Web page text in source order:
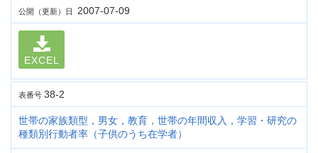
公開（更新）日 2007-07-09
EXCEL
表番号 38-2
世帯の家族類型，男女，教育，世帯の年間収入，学習・研究の
種類別行動者率（子供のうち在学者）